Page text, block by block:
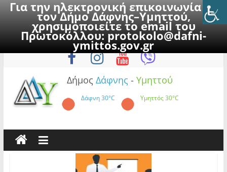
Για την ηλεκτρονική επικοινωνία με
τον Δήμο Δάφνης–Υμηττού,
χρησιμοποιείτε το email του
Πρωτοκόλλου:protokolo@dafni-
ymittos.gov.gr
to
Δευτέρα, 10 Αυγούστου 2026
Δήμος Δάφνης - Υμηττού
Δάφνη30°C Υμηττός30°C